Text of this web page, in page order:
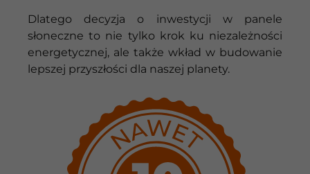
Dlatego decyzja o inwestycji w panele
słoneczne to nie tylko krok ku niezależności
energetycznej, ale także wkład w budowanie
lepszej przyszłości dla naszej planety.